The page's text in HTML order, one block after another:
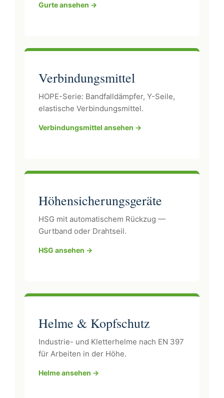
Gurte ansehen →
Verbindungsmittel
HOPE-Serie: Bandfalldämpfer, Y-Seile,
elastische Verbindungsmittel.
Verbindungsmittel ansehen →
Höhensicherungsgeräte
HSG mit automatischem Rückzug —
Gurtband oder Drahtseil.
HSG ansehen →
Helme & Kopfschutz
Industrie- und Kletterhelme nach EN 397
für Arbeiten in der Höhe.
Helme ansehen →